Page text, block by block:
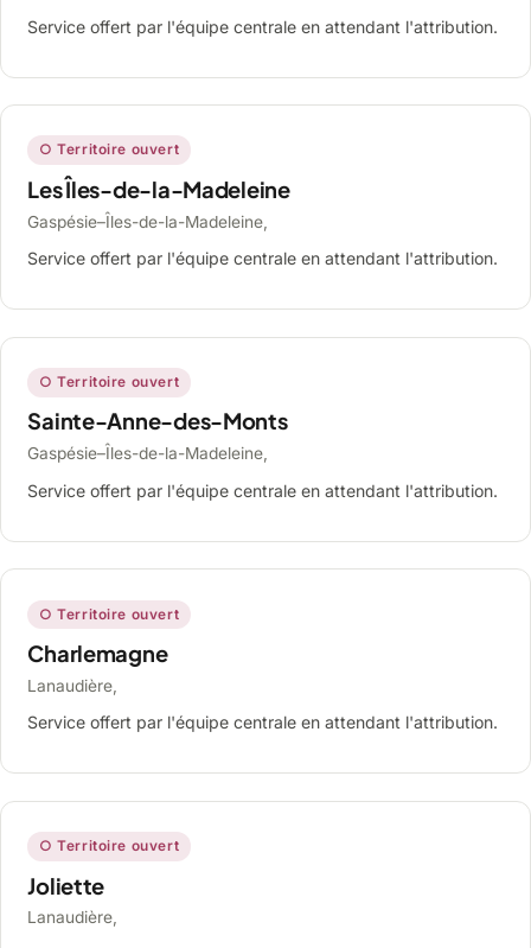
Service offert par l'équipe centrale en attendant l'attribution.
○ Territoire ouvert
Les Îles-de-la-Madeleine
Gaspésie–Îles-de-la-Madeleine,
Service offert par l'équipe centrale en attendant l'attribution.
○ Territoire ouvert
Sainte-Anne-des-Monts
Gaspésie–Îles-de-la-Madeleine,
Service offert par l'équipe centrale en attendant l'attribution.
○ Territoire ouvert
Charlemagne
Lanaudière,
Service offert par l'équipe centrale en attendant l'attribution.
○ Territoire ouvert
Joliette
Lanaudière,